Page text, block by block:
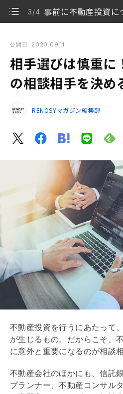
3/4
1/4 不動産投資の一般的な相談
2/4 相談先を決めるときに気を
3/4 事前に不動産投資について
4/4 まとめ
公開日: 2020.09.11
相手選びは慎重に
の相談相手を決め
RENOSYマガジン編集部
不動産投資を行うにあたって
が生じるもの。だからこそ、
に意外と重要になるのが相談
不動産会社のほかにも、信託
プランナー、不動産コンサル